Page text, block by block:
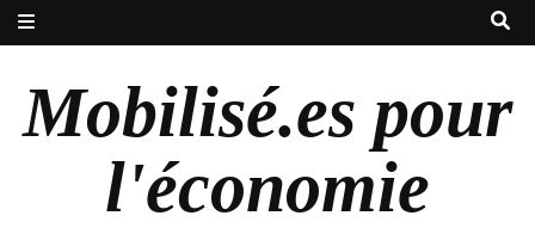
Mobilisé.es pour
l'économie